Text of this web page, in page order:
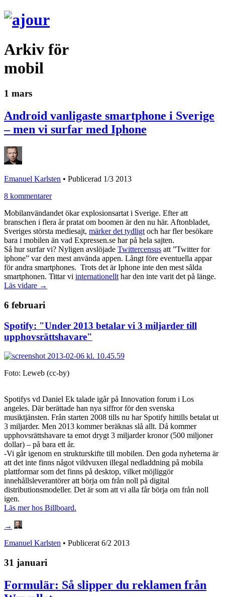
Arkiv för
mobil
1 mars
Android vanligaste smartphone i Sverige
– men vi surfar med Iphone
Emanuel Karlsten • Publicerad 1/3 2013
8 kommentarer
Mobilanvändandet ökar explosionsartat i Sverige. Efter att
branschen i flera år pratat om boomen är den nu här. Aftonbladet,
Sveriges största mediesajt, märker det tydligt och har fler besökare
bara i mobilen än vad Expressen.se har på hela sajten.
Så hur surfar vi? Nyligen avslöjade Twittercensus att ”Twitter for
iphone” var den mest använda appen. Långt före eventuella appar
för andra smartphones. Trots det är Iphone inte den mest sålda
smartphonen. Tittar vi internationellt har den inte varit det på länge.
Läs vidare →
6 februari
Spotify: "Under 2013 betalar vi 3 miljarder till
upphovsrättshavare"
Foto: Leweb (cc-by)
Spotifys vd Daniel Ek talade igår på Innovation forum i Los
angeles. Där berättade han nya siffror för den svenska
musiktjänsten. Från starten 2008 tills nu har Spotify hittills betalat ut
3 miljarder. Men 2013 kommer beräknas slå allt. Då kommer
upphovsrättshavare ta emot drygt 3 miljarder kronor (500 miljoner
dollar) – på bara ett år.
-Vi går igenom en strukturskifte till mobilen. Den goda nyheterna är
att det inte finns något vildvuxen illegal nedladdning på mobila
plattformar som det finns på desktop, vilket möjliggör
innehållsleverantörer att börja om från noll på digital
distributionsmodeller. Det är som att vi alla får börja om från noll
igen.
Läs mer hos Billboard.
→
Emanuel Karlsten • Publicerat 6/2 2013
31 januari
Formulär: Så slipper du reklamen från